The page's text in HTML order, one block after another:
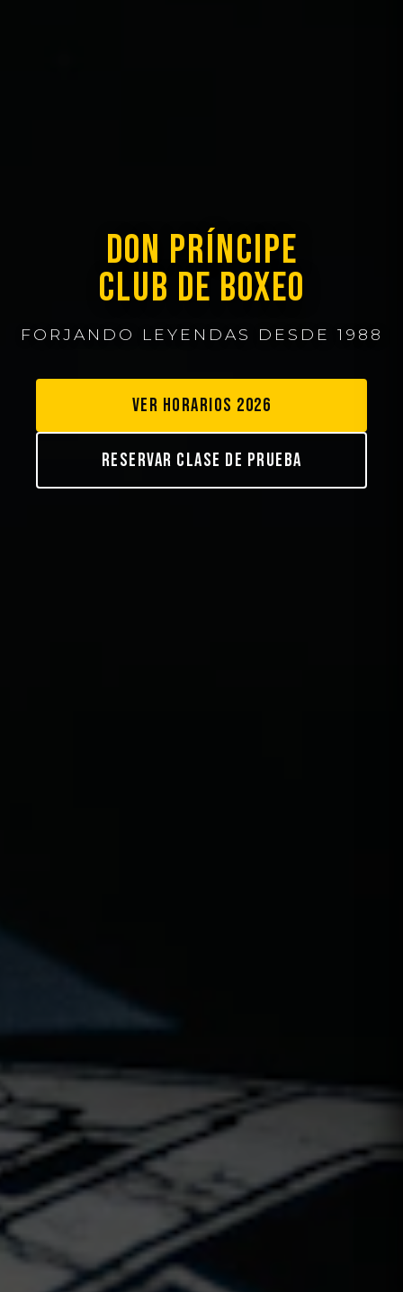
DON PRÍNCIPE
CLUB DE BOXEO
FORJANDO LEYENDAS DESDE 1988
VER HORARIOS 2026
RESERVAR CLASE DE PRUEBA